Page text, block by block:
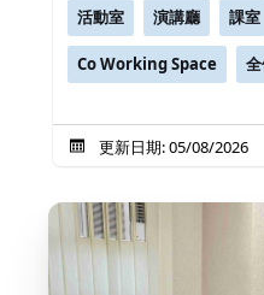
活動室 演講廳 課室
Co Working Space 全
更新日期: 05/08/2026